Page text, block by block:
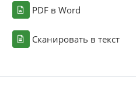
PDF в Word
Сканировать в текст